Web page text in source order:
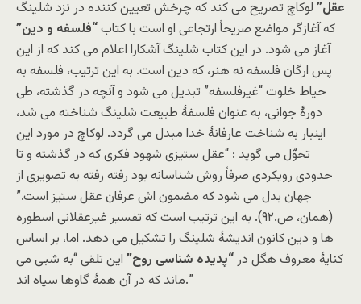
عقل” لوکاچ تصریح می کند که چرخش تعیین کننده در نزد شلینگ
که آغازگر مواضع صریحاً ارتجاعی او است با کتاب“فلسفه و دین”
آغاز می شود. در این کتاب شلینگ آشکارا اعلام می کند که از این
پس ارگان فلسفه نه هنر، که دین است. به این ترتیب، فلسفه به
حیاط خلوت “غیرفلسفه” تبدیل می شود و آنچه در گذشته، طی
دورۀ جوانی، به عنوان فلسفۀ طبیعت شلینگ شناخته می شد،
اینبار به شناخت عارفانۀ خدا مبدل می گردد. لوکاچ در مورد این
تحوّل می گوید : “عقل ستیزی شهود فکری که در گذشته و تا
حدودی رویکردی صرفاً روش شناسانه بود رفته رفته به تصویری از
جهان بدل می شود که مضمون اش عرفان عقل ستیز است.”
(همان، ص.۹۲). به این ترتیب است که تفسیر غیرعقلانی اسطوره
ها و دین کانون اندیشۀ شلینگ را تشکیل می دهد. اما، بر اساس
کنایۀ معروف هگل در“پدیده شناسی روح” این تلقی “به شبی می
ماند که در آن همۀ گاوها سیاه اند.”